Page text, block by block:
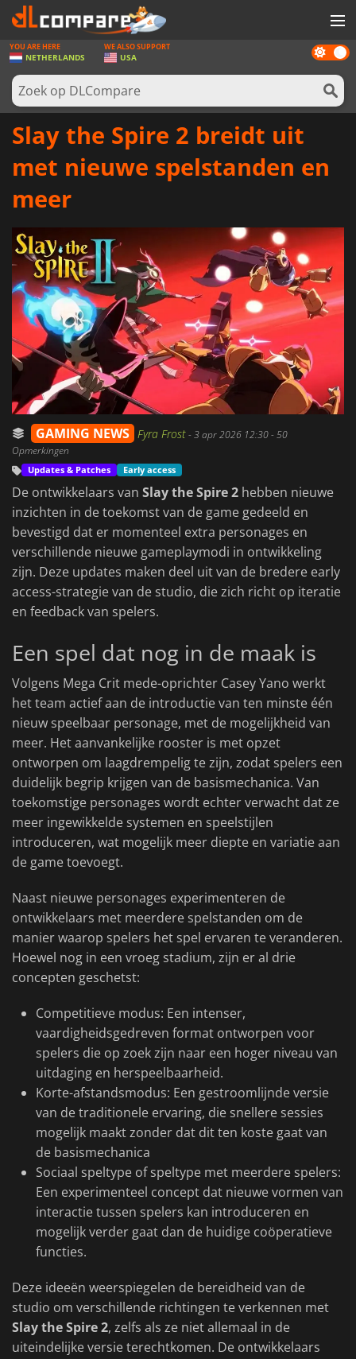
SPELLEN
GAME CARDS
SOFTWARE
REWARDS
Dark
mode
YOU ARE HERE
NETHERLANDS
WE ALSO SUPPORT
USA
Slay the Spire 2 breidt uit
met nieuwe spelstanden en
meer
GAMING NEWS Fyra Frost-3 apr 2026 12:30- 50
Opmerkingen
Updates & Patches Early access
De ontwikkelaars van Slay the Spire 2 hebben nieuwe
inzichten in de toekomst van de game gedeeld en
bevestigd dat er momenteel extra personages en
verschillende nieuwe gameplaymodi in ontwikkeling
zijn. Deze updates maken deel uit van de bredere early
access-strategie van de studio, die zich richt op iteratie
en feedback van spelers.
Een spel dat nog in de maak is
Volgens Mega Crit mede-oprichter Casey Yano werkt
het team actief aan de introductie van ten minste één
nieuw speelbaar personage, met de mogelijkheid van
meer. Het aanvankelijke rooster is met opzet
ontworpen om laagdrempelig te zijn, zodat spelers een
duidelijk begrip krijgen van de basismechanica. Van
toekomstige personages wordt echter verwacht dat ze
meer ingewikkelde systemen en speelstijlen
introduceren, wat mogelijk meer diepte en variatie aan
de game toevoegt.
Naast nieuwe personages experimenteren de
ontwikkelaars met meerdere spelstanden om de
manier waarop spelers het spel ervaren te veranderen.
Hoewel nog in een vroeg stadium, zijn er al drie
concepten geschetst:
Competitieve modus: Een intenser,
vaardigheidsgedreven format ontworpen voor
spelers die op zoek zijn naar een hoger niveau van
uitdaging en herspeelbaarheid.
Korte-afstandsmodus: Een gestroomlijnde versie
van de traditionele ervaring, die snellere sessies
mogelijk maakt zonder dat dit ten koste gaat van
de basismechanica
Sociaal speltype of speltype met meerdere spelers:
Een experimenteel concept dat nieuwe vormen van
interactie tussen spelers kan introduceren en
mogelijk verder gaat dan de huidige coöperatieve
functies.
Deze ideeën weerspiegelen de bereidheid van de
studio om verschillende richtingen te verkennen met
Slay the Spire 2, zelfs als ze niet allemaal in de
uiteindelijke versie terechtkomen. De ontwikkelaars